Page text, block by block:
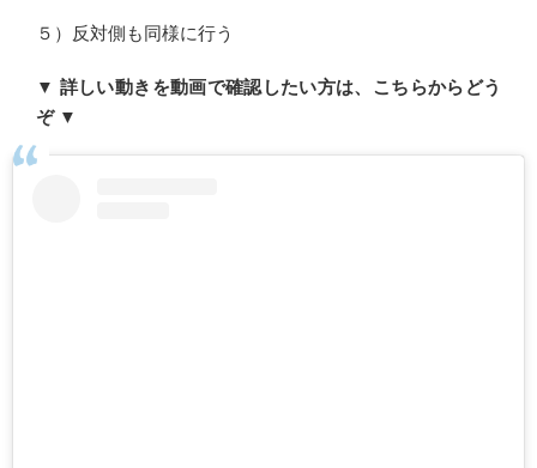
５）反対側も同様に行う
▼ 詳しい動きを動画で確認したい方は、こちらからどう
ぞ ▼